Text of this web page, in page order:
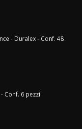
- Duralex - Conf. 48
Conf. 6 pezzi